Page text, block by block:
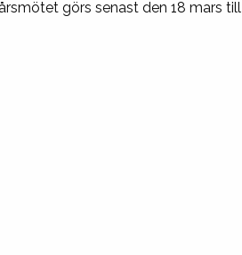
görs senast den 18 mars till